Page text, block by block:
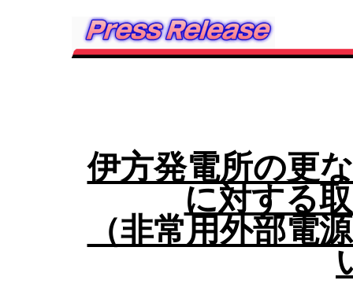
伊方発電所の更
に対する
（非常用外部電